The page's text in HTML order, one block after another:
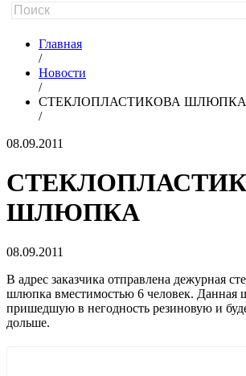
Главная
/
Новости
/
СТЕКЛОПЛАСТИКОВА ШЛЮПКА
/
08.09.2011
ШЛЮПКА
08.09.2011
В адрес заказчика отправлена дежурная
шлюпка вместимостью 6 человек. Данная
пришедшую в негодность резиновую и
дольше.